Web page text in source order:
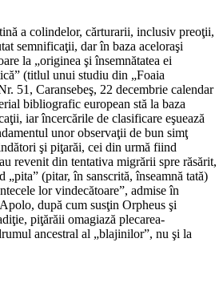
a colindelor, cărturarii, inclusiv preoţii,
semnificaţii, dar în baza aceloraşi
la „originea şi însemnătatea ei
(titlul unui studiu din „Foaia
51, Caransebeş, 22 decembrie calendar
bibliografic european stă la baza
iar încercările de clasificare eşuează
unor observaţii de bun simţ
şi piţarăi, cei din urmă fiind
revenit din tentativa migrării spre răsărit,
„pita” (pitar, în sanscrită, înseamnă tată)
lor vindecătoare”, admise în
după cum susţin Orpheus şi
piţărăii omagiază plecarea-
ancestral al „blajinilor”, nu şi la